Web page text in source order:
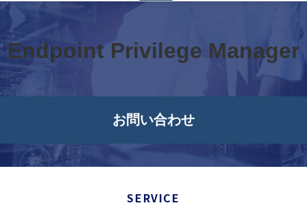
解決できる課題
導入事例
Endpoint Privilege Manager
お問い合わせ
SERVICE